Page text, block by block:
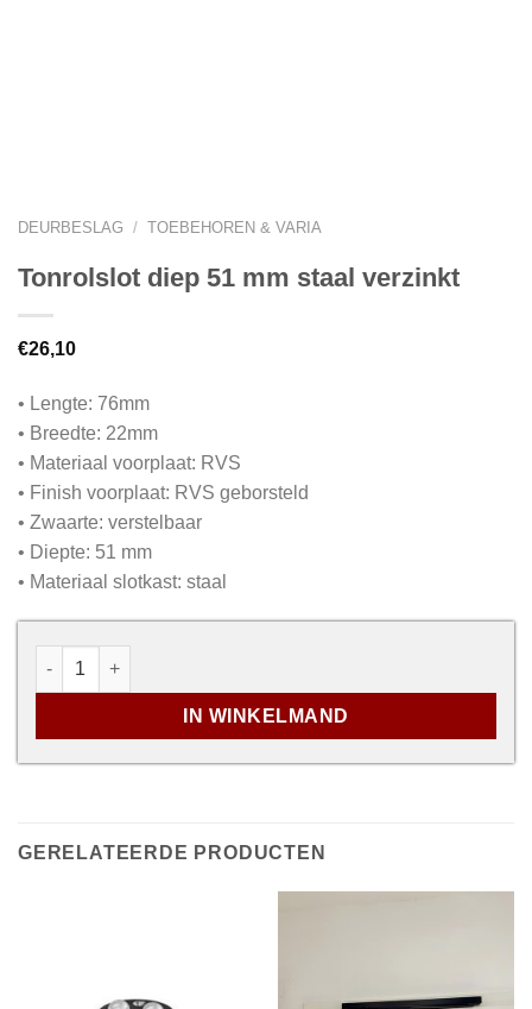
DEURBESLAG / TOEBEHOREN & VARIA
Tonrolslot diep 51 mm staal verzinkt
€26,10
• Lengte: 76mm
• Breedte: 22mm
• Materiaal voorplaat: RVS
• Finish voorplaat: RVS geborsteld
• Zwaarte: verstelbaar
• Diepte: 51 mm
• Materiaal slotkast: staal
Tonrolslot diep 51 mm staal verzinkt aantal
IN WINKELMAND
GERELATEERDE PRODUCTEN